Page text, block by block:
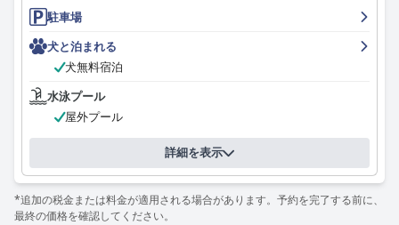
駐車場
犬と泊まれる
犬無料宿泊
水泳プール
屋外プール
詳細を表示
*追加の税金または料金が適用される場合があります。予約を完了する前に、
最終の価格を確認してください。